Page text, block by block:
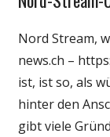
Politik
Wirtschaft
Wissenschaft
Nord Stream,
news.ch –
ist, ist so, als
hinter den
gibt viele